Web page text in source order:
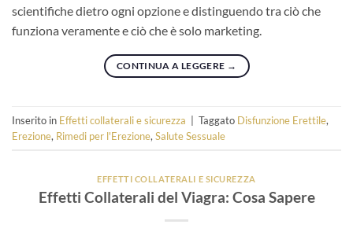
scientifiche dietro ogni opzione e distinguendo tra ciò che
funziona veramente e ciò che è solo marketing.
CONTINUA A LEGGERE →
Inserito in Effetti collaterali e sicurezza Taggato Disfunzione Erettile,
Erezione, Rimedi per l'Erezione, Salute Sessuale
EFFETTI COLLATERALI E SICUREZZA
Effetti Collaterali del Viagra: Cosa Sapere